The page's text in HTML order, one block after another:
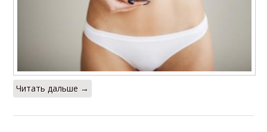
Читать дальше →